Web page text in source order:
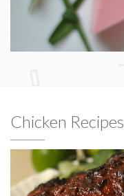
Chicken Recipes